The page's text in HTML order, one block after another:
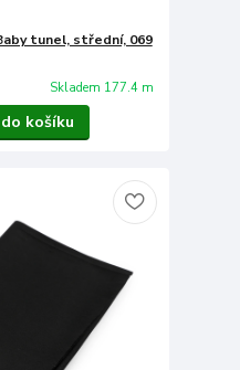
tunel, střední, 069
Skladem 177.4 m
košíku